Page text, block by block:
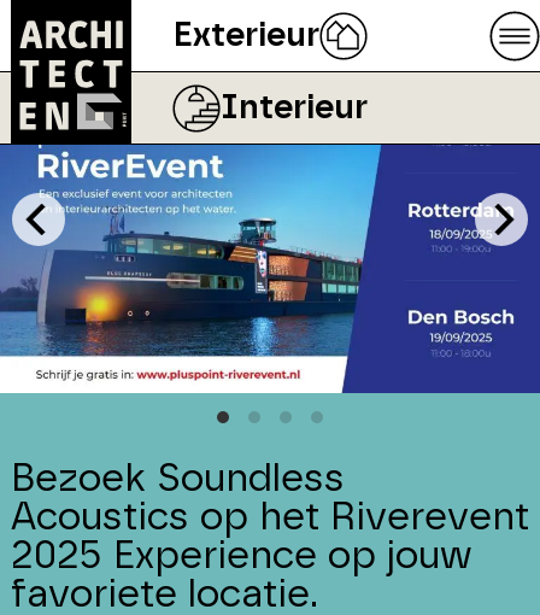
Exterieur
Interieur
Bezoek Soundless
Acoustics op het Riverevent
2025 Experience op jouw
favoriete locatie.